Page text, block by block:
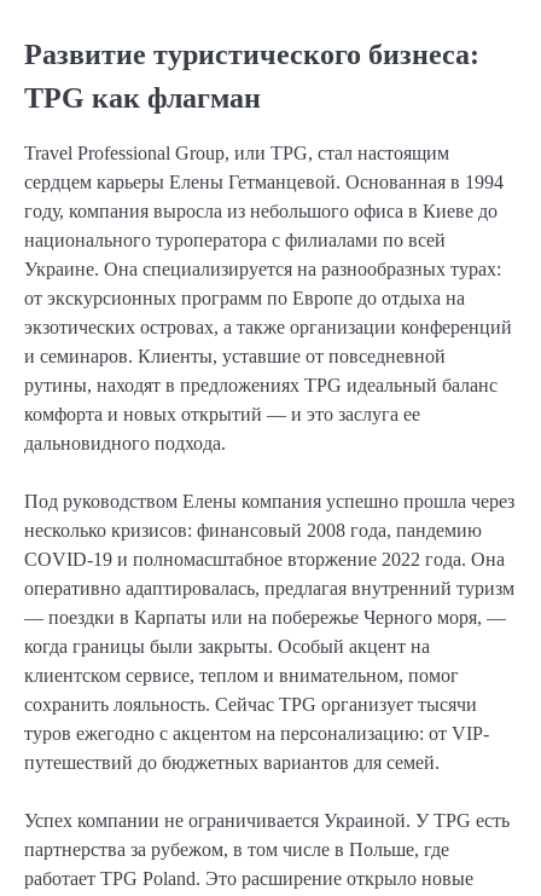
Развитие туристического бизнеса:
TPG как флагман
Travel Professional Group, или TPG, стал настоящим
сердцем карьеры Елены Гетманцевой. Основанная в 1994
году, компания выросла из небольшого офиса в Киеве до
национального туроператора с филиалами по всей
Украине. Она специализируется на разнообразных турах:
от экскурсионных программ по Европе до отдыха на
экзотических островах, а также организации конференций
и семинаров. Клиенты, уставшие от повседневной
рутины, находят в предложениях TPG идеальный баланс
комфорта и новых открытий — и это заслуга ее
дальновидного подхода.
Под руководством Елены компания успешно прошла через
несколько кризисов: финансовый 2008 года, пандемию
COVID-19 и полномасштабное вторжение 2022 года. Она
оперативно адаптировалась, предлагая внутренний туризм
— поездки в Карпаты или на побережье Черного моря, —
когда границы были закрыты. Особый акцент на
клиентском сервисе, теплом и внимательном, помог
сохранить лояльность. Сейчас TPG организует тысячи
туров ежегодно с акцентом на персонализацию: от VIP-
путешествий до бюджетных вариантов для семей.
Успех компании не ограничивается Украиной. У TPG есть
партнерства за рубежом, в том числе в Польше, где
работает TPG Poland. Это расширение открыло новые